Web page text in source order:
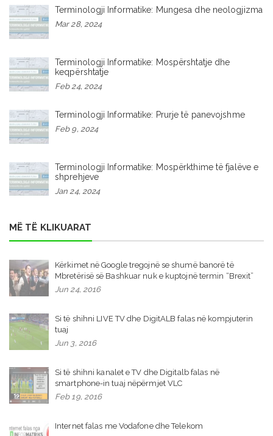
Terminologji Informatike: Mungesa dhe neologjizma
Mar 28, 2024
Terminologji Informatike: Mospërshtatje dhe
keqpërshtatje
Feb 24, 2024
Terminologji Informatike: Prurje të panevojshme
Feb 9, 2024
Terminologji Informatike: Mospërkthime të fjalëve e
shprehjeve
Jan 24, 2024
MË TË KLIKUARAT
Kërkimet në Google tregojnë se shumë banorë të
Mbretërisë së Bashkuar nuk e kuptojnë termin “Brexit”
Jun 24, 2016
Si të shihni LIVE TV dhe DigitALB falas në kompjuterin
tuaj
Jun 3, 2016
Si të shihni kanalet e TV dhe Digitalb falas në
smartphone-in tuaj nëpërmjet VLC
Feb 19, 2016
Internet falas me Vodafone dhe Telekom